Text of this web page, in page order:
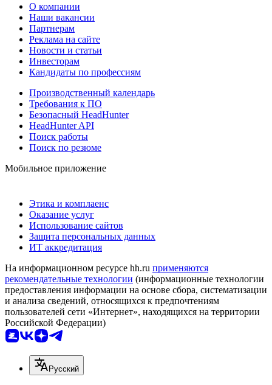
О компании
Наши вакансии
Партнерам
Реклама на сайте
Новости и статьи
Инвесторам
Кандидаты по профессиям
Производственный календарь
Требования к ПО
Безопасный HeadHunter
HeadHunter API
Поиск работы
Поиск по резюме
Мобильное приложение
Этика и комплаенс
Оказание услуг
Использование сайтов
Защита персональных данных
ИТ аккредитация
На информационном ресурсе hh.ru применяются
рекомендательные технологии (информационные технологии
предоставления информации на основе сбора, систематизации
и анализа сведений, относящихся к предпочтениям
пользователей сети «Интернет», находящихся на территории
Российской Федерации)
Русский